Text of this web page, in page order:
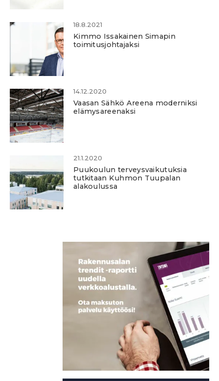
18.8.2021
Kimmo Issakainen Simapin
toimitusjohtajaksi
14.12.2020
Vaasan Sähkö Areena moderniksi
elämysareenaksi
21.1.2020
Puukoulun terveysvaikutuksia
tutkitaan Kuhmon Tuupalan
alakoulussa